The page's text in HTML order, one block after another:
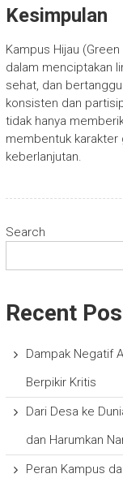
Kesimpulan
Kampus Hijau
dalam menciptakan
sehat, dan
konsisten dan
tidak hanya
membentuk
keberlanjutan.
Search
Recent
Dampak Negatif
Berpikir Kritis
Dari Desa ke
dan Harumkan
Peran Kampus